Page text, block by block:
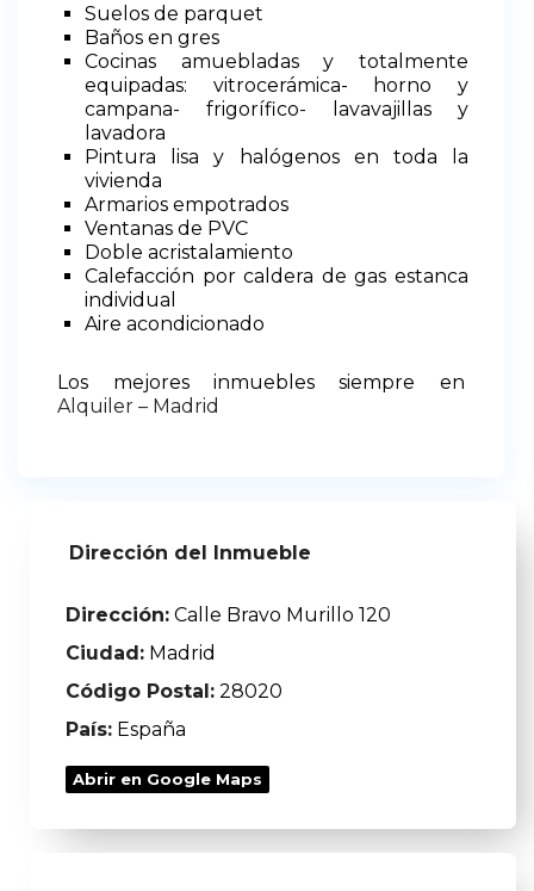
Suelos de parquet
Baños en gres
Cocinas amuebladas y totalmente
equipadas: vitrocerámica- horno y
campana- frigorífico- lavavajillas y
lavadora
Pintura lisa y halógenos en toda la
vivienda
Armarios empotrados
Ventanas de PVC
Doble acristalamiento
Calefacción por caldera de gas estanca
individual
Aire acondicionado
Los mejores inmuebles siempre en
Alquiler – Madrid
Dirección del Inmueble
Dirección: Calle Bravo Murillo 120
Ciudad: Madrid
Código Postal: 28020
País: España
Abrir en Google Maps